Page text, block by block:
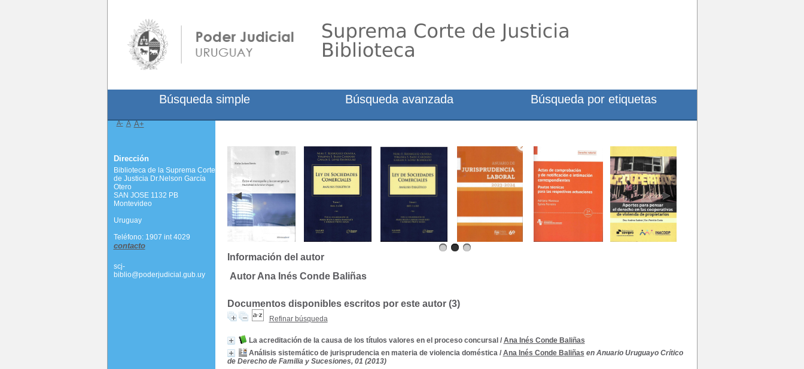
Información del autor
Autor Ana Inés Conde Baliñas
Documentos disponibles escritos por este autor (3)
Refinar búsqueda
La acreditación de la causa de los títulos valores en el proceso concursal / Ana Inés Conde Baliñas
Análisis sistemático de jurisprudencia en materia de violencia doméstica/ Ana Inés Conde Baliñas en Anuario Uruguayo Crítico
de Derecho de Familia y Sucesiones, 01 (2013)
Búsqueda simple Búsqueda avanzada Búsqueda por etiquetas
A- A A+
Dirección
Biblioteca de la Suprema Corte
de Justicia Dr.Nelson García
Otero
SAN JOSE 1132 PB
Montevideo
Uruguay
Teléfono: 1907 int 4029
contacto
scj-
biblio@poderjudicial.gub.uy